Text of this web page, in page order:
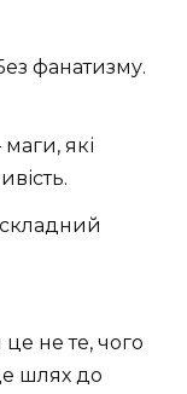
фанатизму.
які
не те, чого
шлях до